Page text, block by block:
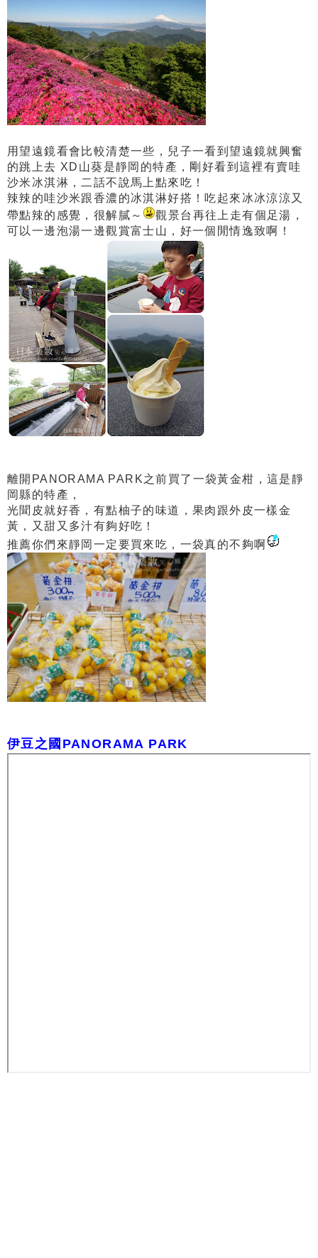
用望遠鏡看會比較清楚一些，兒子一看到望遠鏡就興奮
的跳上去 XD 山葵是靜岡的特產，剛好看到這裡有賣哇
沙米冰淇淋，二話不說馬上點來吃！
辣辣的哇沙米跟香濃的冰淇淋好搭！吃起來冰冰涼涼又
帶點辣的感覺，很解膩～
觀景台再往上走有個足湯，
可以一邊泡湯一邊觀賞富士山，好一個閒情逸致啊！
離開PANORAMA PARK之前買了一袋黃金柑，這是靜
岡縣的特產，
光聞皮就好香，有點柚子的味道，果肉跟外皮一樣金
黃，又甜又多汁有夠好吃！
推薦你們來靜岡一定要買來吃，一袋真的不夠啊
伊豆之國PANORAMA PARK